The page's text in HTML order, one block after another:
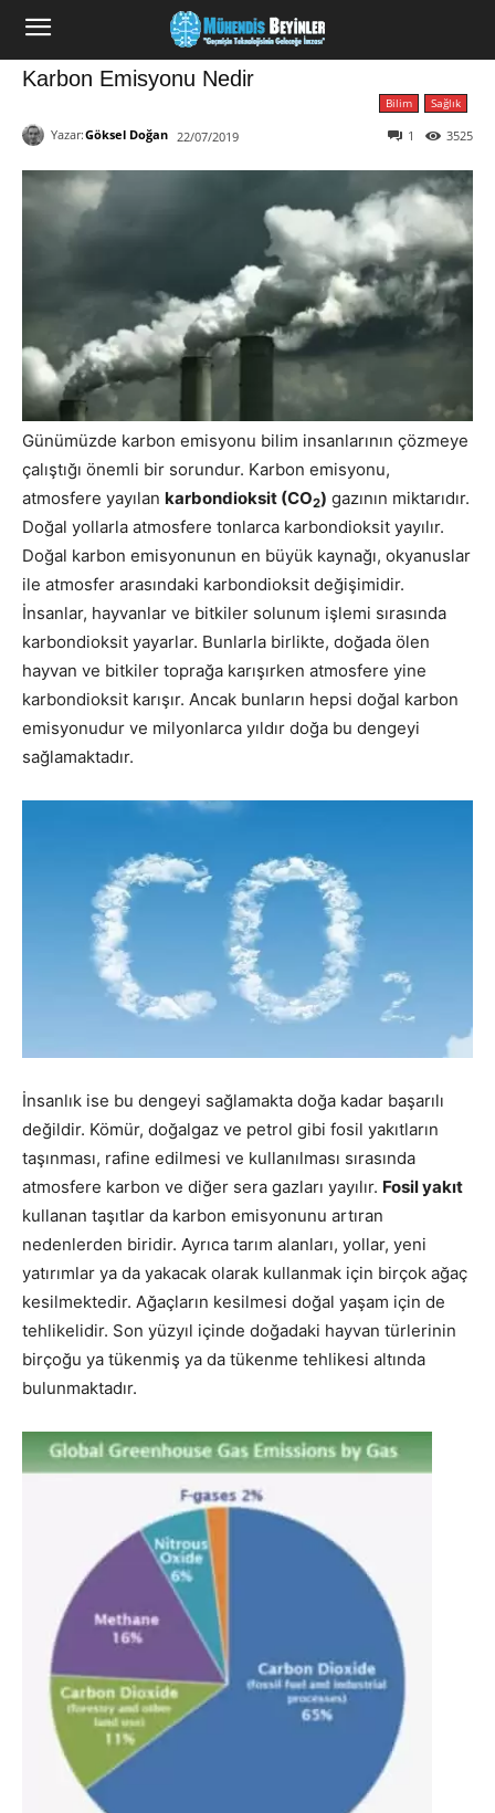
Karbon Emisyonu Nedir
Bilim Sağlık
Yazar:Göksel Doğan 22/07/2019 3525
1
Günümüzde karbon emisyonu bilim insanlarının çözmeye
çalıştığı önemli bir sorundur. Karbon emisyonu,
atmosfere yayılan karbondioksit (CO2) gazının miktarıdır.
Doğal yollarla atmosfere tonlarca karbondioksit yayılır.
Doğal karbon emisyonunun en büyük kaynağı, okyanuslar
ile atmosfer arasındaki karbondioksit değişimidir.
İnsanlar, hayvanlar ve bitkiler solunum işlemi sırasında
karbondioksit yayarlar. Bunlarla birlikte, doğada ölen
hayvan ve bitkiler toprağa karışırken atmosfere yine
karbondioksit karışır. Ancak bunların hepsi doğal karbon
emisyonudur ve milyonlarca yıldır doğa bu dengeyi
sağlamaktadır.
İnsanlık ise bu dengeyi sağlamakta doğa kadar başarılı
değildir. Kömür, doğalgaz ve petrol gibi fosil yakıtların
taşınması, rafine edilmesi ve kullanılması sırasında
atmosfere karbon ve diğer sera gazları yayılır. Fosil yakıt
kullanan taşıtlar da karbon emisyonunu artıran
nedenlerden biridir. Ayrıca tarım alanları, yollar, yeni
yatırımlar ya da yakacak olarak kullanmak için birçok ağaç
kesilmektedir. Ağaçların kesilmesi doğal yaşam için de
tehlikelidir. Son yüzyıl içinde doğadaki hayvan türlerinin
birçoğu ya tükenmiş ya da tükenme tehlikesi altında
bulunmaktadır.